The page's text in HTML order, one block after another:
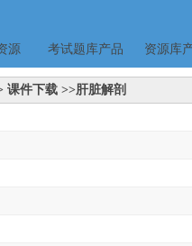
源 考试题库产品 资源库
课件下载 >>肝脏解剖